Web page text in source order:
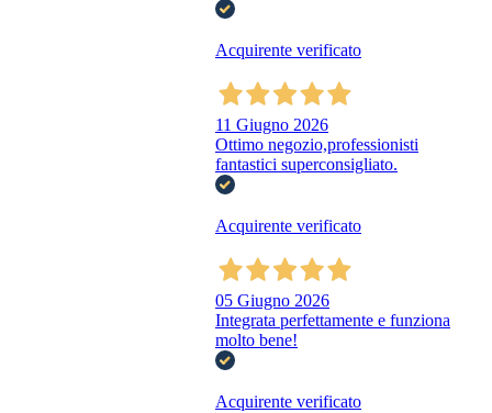
Acquirente verificato
11 Giugno 2026
Ottimo negozio,professionisti
fantastici superconsigliato.
Acquirente verificato
05 Giugno 2026
Integrata perfettamente e funziona
molto bene!
Acquirente verificato